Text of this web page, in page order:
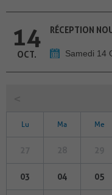
14
OCT.
RÉCEPTION
Samedi 14
Lu Ma Me
03 04 05